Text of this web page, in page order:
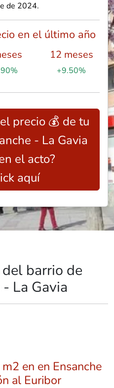
de 2024.
en el último año
12 meses
+9.50%
precio 💰 de tu
- La Gavia
el acto?
aquí
barrio de
La Gavia
en en Ensanche
al Euribor